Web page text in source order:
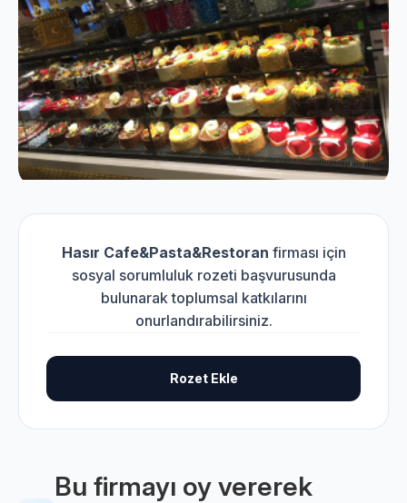
Hasır Cafe&Pasta&Restoran firması için
sosyal sorumluluk rozeti başvurusunda
bulunarak toplumsal katkılarını
onurlandırabilirsiniz.
Rozet Ekle
Bu firmayı oy vererek